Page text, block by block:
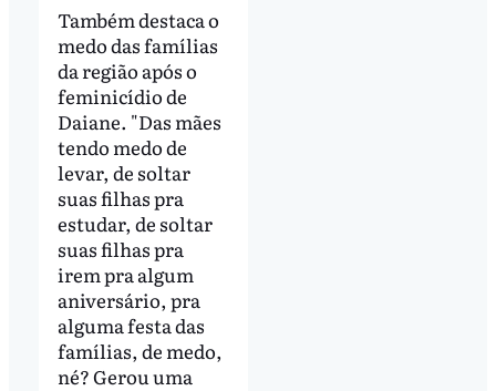
Também destaca o
medo das famílias
da região após o
feminicídio de
Daiane. "Das mães
tendo medo de
levar, de soltar
suas filhas pra
estudar, de soltar
suas filhas pra
irem pra algum
aniversário, pra
alguma festa das
famílias, de medo,
né? Gerou uma